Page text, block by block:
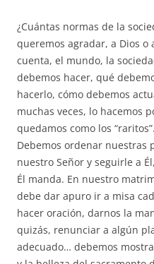
¿Cuántas normas de la
queremos agradar, a Dios o
cuenta, el mundo, la
debemos hacer, qué
hacerlo, cómo debemos
muchas veces, lo hacemos
quedamos como los “raritos”.
Debemos ordenar nuestras
nuestro Señor y seguirle a
Él manda. En nuestro
debe dar apuro ir a misa
hacer oración, darnos la
quizás, renunciar a algún
adecuado… debemos